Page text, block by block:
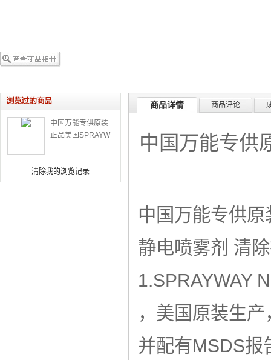
中国万能专供原装
正品美国SPRAYW
静电喷雾
清除我的浏览记录
商品详情 商品评论
中国万能专供
中国万能专供
静电喷雾剂 清
1.SPRAYWAY
，美国原装生
并配有MSDS报